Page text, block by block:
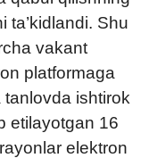
ta’kidlandi. Shu
vakant
platformaga
tanlovda ishtirok
etilayotgan 16
elektron